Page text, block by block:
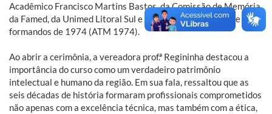
Acadêmico Francisco Martins Bastos, da Comissão de Memória
da Famed, da Unimed Litoral Sul e integrantes da turma de
formandos de 1974 (ATM 1974).
Ao abrir a cerimônia, a vereadora prof.ª Regininha destacou a
importância do curso como um verdadeiro patrimônio
intelectual e humano da região. Em sua fala, ressaltou que as
seis décadas de história formaram profissionais comprometidos
não apenas com a excelência técnica, mas também com a ética,